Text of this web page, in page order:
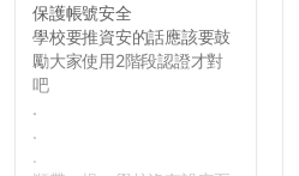
保護帳號安全
學校要推資安的話應該要鼓
勵大家使用2階段認證才對
吧
.
.
.